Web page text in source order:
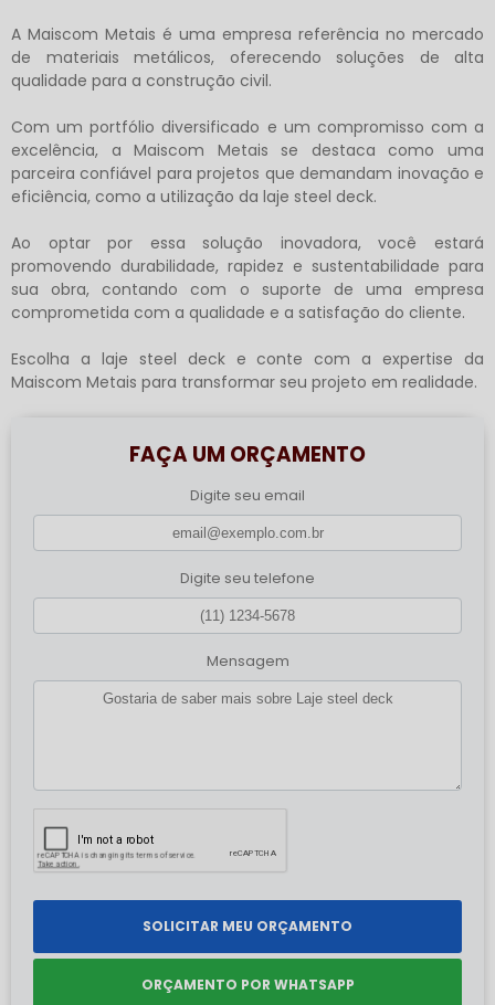
A Maiscom Metais é uma empresa referência no mercado
de materiais metálicos, oferecendo soluções de alta
qualidade para a construção civil.
Com um portfólio diversificado e um compromisso com a
excelência, a Maiscom Metais se destaca como uma
parceira confiável para projetos que demandam inovação e
eficiência, como a utilização da laje steel deck.
Ao optar por essa solução inovadora, você estará
promovendo durabilidade, rapidez e sustentabilidade para
sua obra, contando com o suporte de uma empresa
comprometida com a qualidade e a satisfação do cliente.
Escolha a laje steel decke conte com a expertise da
Maiscom Metais para transformar seu projeto em realidade.
FAÇA UM ORÇAMENTO
Digite seu email
Digite seu telefone
Mensagem
SOLICITAR MEU ORÇAMENTO
ORÇAMENTO POR WHATSAPP